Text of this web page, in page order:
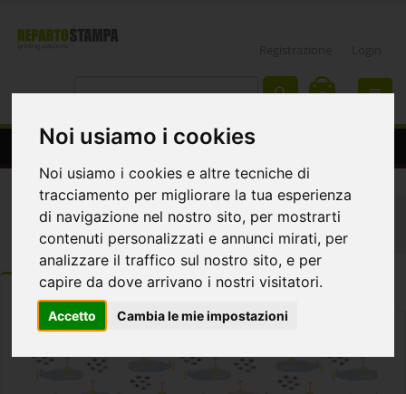
Noi usiamo i cookies
Noi usiamo i cookies e altre tecniche di
tracciamento per migliorare la tua esperienza
di navigazione nel nostro sito, per mostrarti
contenuti personalizzati e annunci mirati, per
analizzare il traffico sul nostro sito, e per
capire da dove arrivano i nostri visitatori.
Accetto Cambia le mie impostazioni
0
Carta da parati "Submarines"
Home Interior design
Carta da parati
Carta da parati "Submarines"
ORDINA DETTAGLI Template e istruzioni